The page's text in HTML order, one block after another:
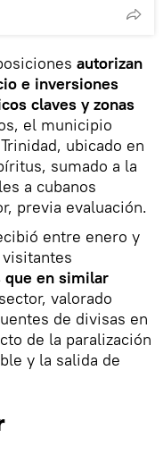
autorizan
e inversiones
claves y zonas
el municipio
ubicado en
sumado a la
a cubanos
previa evaluación.
entre enero y
que en similar
valorado
de divisas en
de la paralización
y la salida de